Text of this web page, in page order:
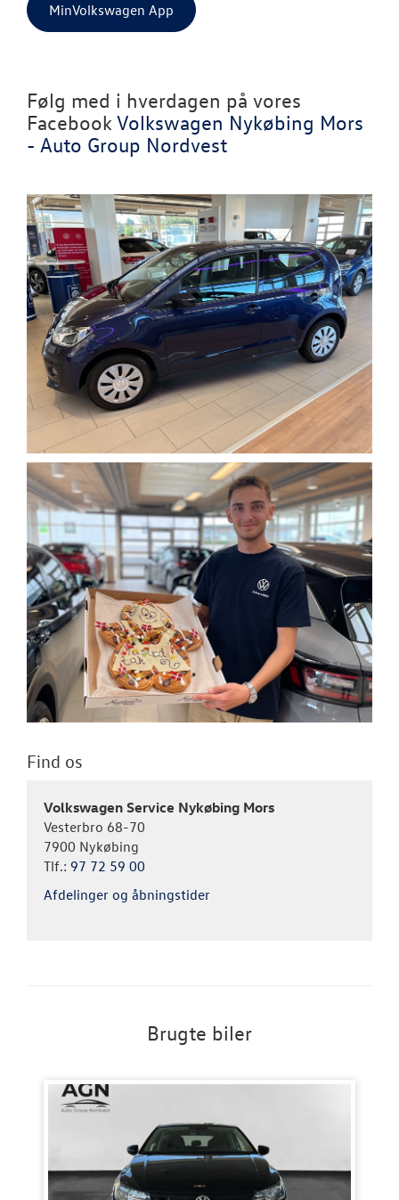
MinVolkswagen App
Følg med i hverdagen på vores
Facebook Volkswagen Nykøbing Mors
- Auto Group Nordvest
Find os
Volkswagen Service Nykøbing Mors
Vesterbro 68-70
7900 Nykøbing
Tlf.: 97 72 59 00
Afdelinger og åbningstider
Brugte biler